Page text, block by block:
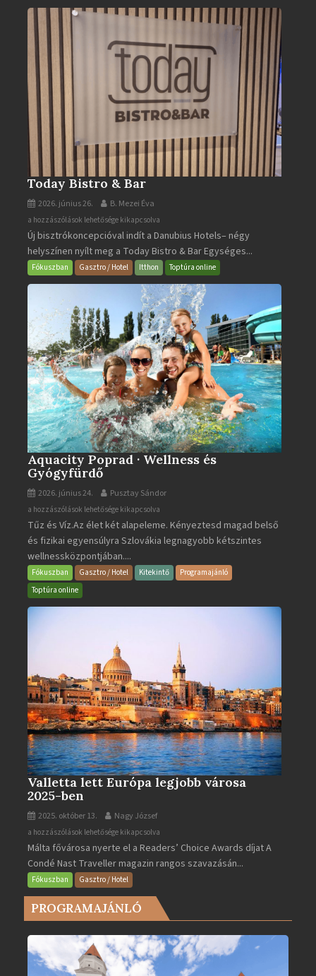
bejegyzéshez
Today Bistro & Bar
2026. június 26. B. Mezei Éva
Today
Bistro
&
Bar
a hozzászólások lehetősége kikapcsolva
Új bisztrókoncepcióval indít a Danubius Hotels– négy
helyszínen nyílt meg a Today Bistro & Bar Egységes...
Fókuszban Gasztro / Hotel Itthon Toptúra online
Aquacity Poprad · Wellness és
Gyógyfürdő
2026. június 24. Pusztay Sándor
Aquacity
Poprad
·
Wellness
és
Gyógyfürdő
a hozzászólások lehetősége kikapcsolva
Tűz és Víz.Az élet két alapeleme. Kényeztesd magad belső
és fizikai egyensúlyra Szlovákia legnagyobb kétszintes
wellnessközpontjában....
Fókuszban Gasztro / Hotel Kitekintő
Programajánló
Toptúra online
Valletta lett Európa legjobb városa
2025-ben
2025. október 13. Nagy József
Valletta
lett
Európa
legjobb
2025-
bejegyzéshez
a hozzászólások lehetősége kikapcsolva
Málta fővárosa nyerte el a Readers’ Choice Awards díjat A
Condé Nast Traveller magazin rangos szavazásán...
Fókuszban Gasztro / Hotel
PROGRAMAJÁNLÓ